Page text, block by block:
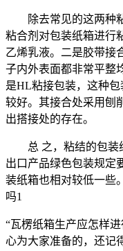
除去常见的这两种
粘合剂对包装纸箱进行
乙烯乳液。二是胶带接
子内外表面都非常平整
是HL粘接包装，这种
较好。其接合处采用刨
出搭接处的存在。
总 之，粘结的包
出口产品绿色包装规定
装纸箱也相对较低一些
吗1
“瓦楞纸箱生产应怎样
心为大家准备的，还记